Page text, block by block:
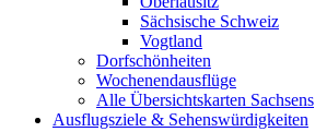
Sächsische Schweiz
Vogtland
Dorfschönheiten
Wochenendausflüge
Alle Übersichtskarten Sachsens
Ausflugsziele & Sehenswürdigkeiten